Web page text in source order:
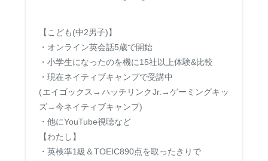
【こども(中2男子)】
・オンライン英会話5歳で開始
・小学生になったのを機に15社以上体験&比較
・現在ネイティブキャンプで受講中
(エイゴックス→ハッチリンクJr.→ゲーミングキッ
ズ→今ネイティブキャンプ)
・他にYouTube視聴など
【わたし】
・英検準1級＆TOEIC890点を取ったきりで